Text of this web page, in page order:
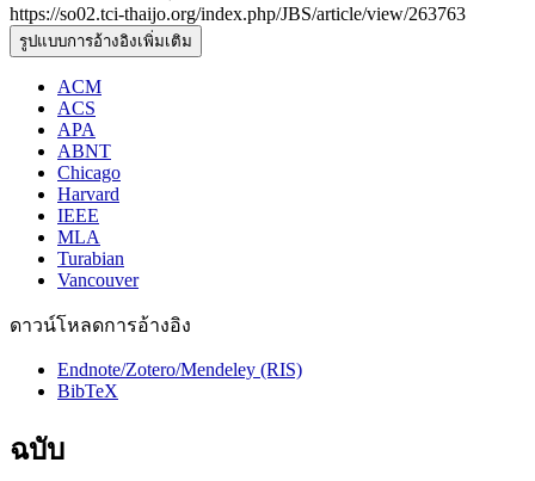
https://so02.tci-thaijo.org/index.php/JBS/article/view/263763
รูปแบบการอ้างอิงเพิ่มเติม
ACM
ACS
APA
ABNT
Chicago
Harvard
IEEE
MLA
Turabian
Vancouver
ดาวน์โหลดการอ้างอิง
Endnote/Zotero/Mendeley (RIS)
BibTeX
ฉบับ